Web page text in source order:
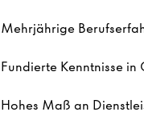
Mehrjährige
Fundierte Kenntnisse
Hohes Maß an